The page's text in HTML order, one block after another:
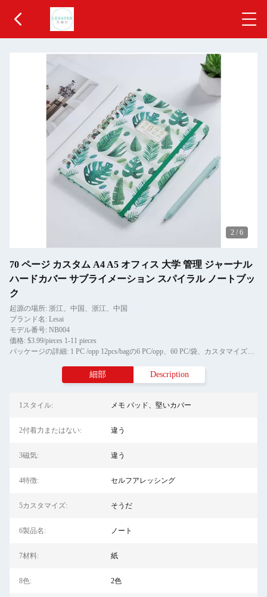
2 / 6
70 ページ カスタム A4 A5 オフィス 大学 管理 ジャーナル
ハードカバー サブライメーション スパイラル ノートブッ
ク
起源の場所: 浙江、中国、浙江、中国
ブランド名: Lesai
モデル番号: NB004
価格: $3.99/pieces 1-11 pieces
パッケージの詳細: 1 PC /opp 12pcs/bagの6 PC/opp、60 PC/袋、カスタマイズされた包装
細部 Description
1スタイル: メモ パッド、堅いカバー
2付着力またはない: 違う
3磁気: 違う
4特徴: セルフアレッシング
5カスタマイズ: そうだ
6製品名: ノート
7材料: 紙
8色: 2色